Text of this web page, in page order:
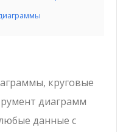
круговые
диаграмм
данные с